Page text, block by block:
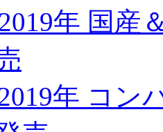
年 国産
年 コン